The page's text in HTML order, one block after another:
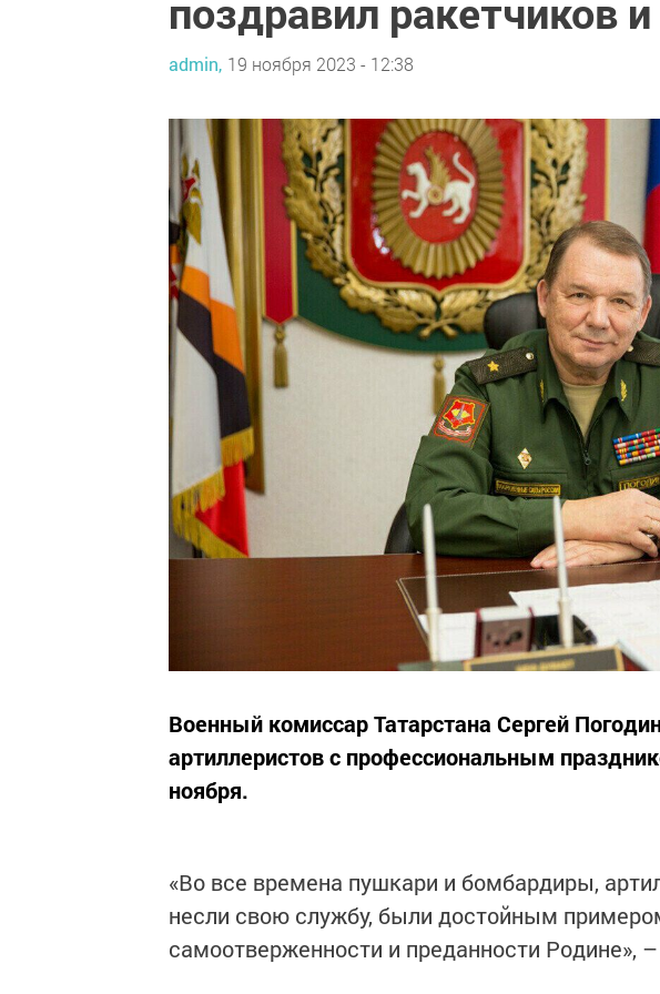
поздравил ракетчиков
admin, 19 ноября 2023 - 12:38
Военный комиссар Татарстана Сергей
артиллеристов с профессиональным
ноября.
«Во все времена пушкари и бомбардиры,
несли свою службу, были достойным
самоотверженности и преданности Родине»,